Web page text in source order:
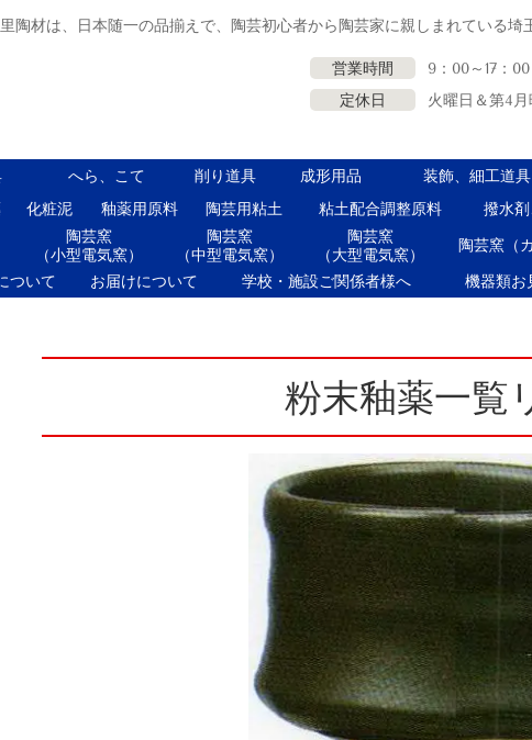
陶材は、日本随一の品揃えで、陶芸初心者から陶芸家に親しまれている埼
営業時間
9：00～17：00
定休日
火曜日＆第4月
へら、こて 削り道具 成形用品 装飾、細工道具
化粧泥 釉薬用原料 陶芸用粘土 粘土配合調整原料 撥水
陶芸窯
（小型電気窯）
陶芸窯
（中型電気窯）
陶芸窯
（大型電気窯）
陶芸窯（
ついて お届けについて 学校・施設ご関係者様へ 機器類お
粉末釉薬一覧